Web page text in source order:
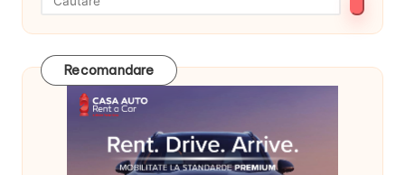
Recomandare